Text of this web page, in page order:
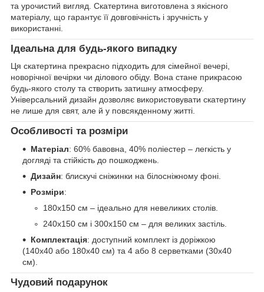
та урочистий вигляд. Скатертина виготовлена з якісного
матеріалу, що гарантує її довговічність і зручність у
використанні.
Ідеальна для будь-якого випадку
Ця скатертина прекрасно підходить для сімейної вечері,
новорічної вечірки чи ділового обіду. Вона стане прикрасою
будь-якого столу та створить затишну атмосферу.
Універсальний дизайн дозволяє використовувати скатертину
не лише для свят, але й у повсякденному житті.
Особливості та розміри
Матеріал: 60% бавовна, 40% поліестер – легкість у
догляді та стійкість до пошкоджень.
Дизайн: блискучі сніжинки на білосніжному фоні.
Розміри:
180х150 см – ідеально для невеликих столів.
240х150 см і 300х150 см – для великих застіль.
Комплектація: доступний комплект із доріжкою
(140х40 або 180х40 см) та 4 або 8 серветками (30х40
см).
Чудовий подарунок